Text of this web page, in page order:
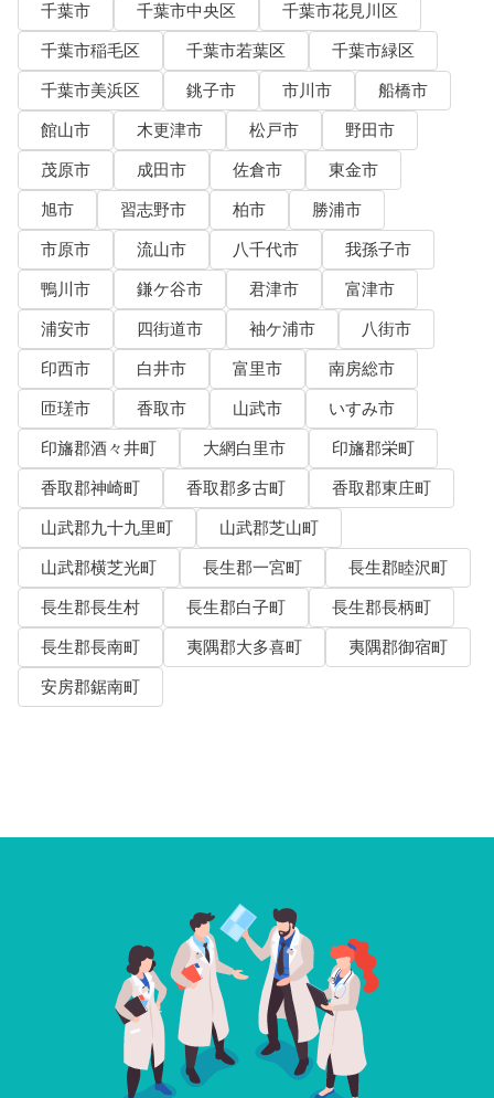
千葉市 千葉市中央区
千葉市花見川区
千葉市稲毛区
千葉市若葉区
千葉市緑区
千葉市美浜区
銚子市 市川市
船橋市
館山市
木更津市 松戸市
野田市
茂原市
成田市 佐倉市
東金市
旭市
習志野市 柏市
勝浦市
市原市
流山市 八千代市
我孫子市
鴨川市
鎌ケ谷市 君津市
富津市
浦安市
四街道市 袖ケ浦市
八街市
印西市
白井市 富里市
南房総市
匝瑳市
香取市 山武市
いすみ市
印旛郡酒々井町
大網白里市
印旛郡栄町
香取郡神崎町
香取郡多古町
香取郡東庄町
山武郡九十九里町
山武郡芝山町
山武郡横芝光町
長生郡一宮町
長生郡睦沢町
長生郡長生村
長生郡白子町
長生郡長柄町
長生郡長南町
夷隅郡大多喜町
夷隅郡御宿町
安房郡鋸南町